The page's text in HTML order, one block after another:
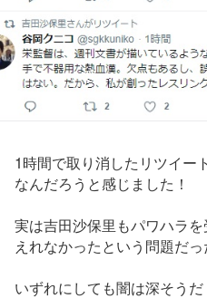
1時間で取り消したリツイー
なんだろうと感じました！
実は吉田沙保里もパワハラ
えれなかったという問題だ
いずれにしても闇は深そうだ